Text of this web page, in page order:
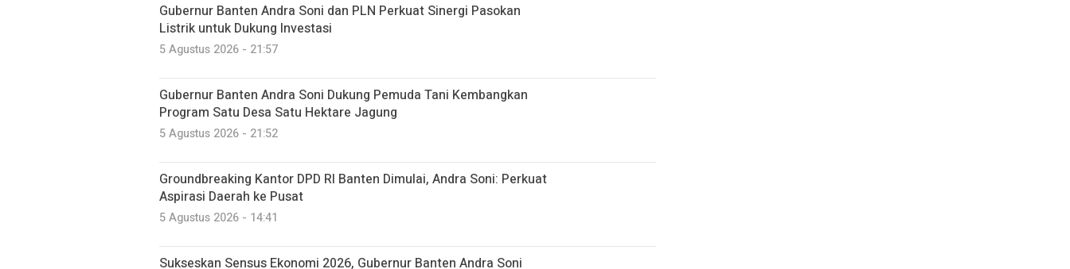
Gubernur Banten Andra Soni dan PLN Perkuat Sinergi Pasokan
Listrik untuk Dukung Investasi
5 Agustus 2026 - 21:57
Gubernur Banten Andra Soni Dukung Pemuda Tani Kembangkan
Program Satu Desa Satu Hektare Jagung
5 Agustus 2026 - 21:52
Groundbreaking Kantor DPD RI Banten Dimulai, Andra Soni: Perkuat
Aspirasi Daerah ke Pusat
5 Agustus 2026 - 14:41
Sukseskan Sensus Ekonomi 2026, Gubernur Banten Andra Soni